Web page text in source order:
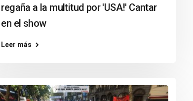
regaña a la multitud por 'USA!' Cantar
en el show
Leer más